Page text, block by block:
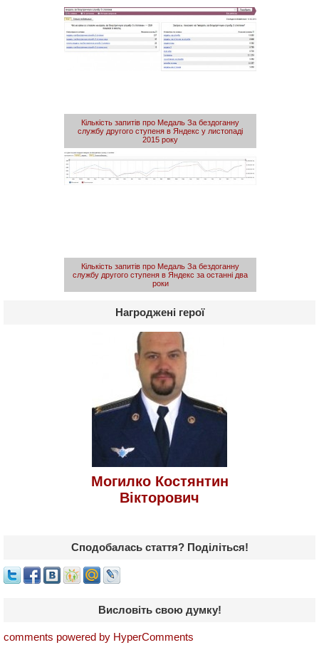
Кількість запитів про Медаль За бездоганну
службу другого ступеня в Яндекс у листопаді
2015 року
Кількість запитів про Медаль За бездоганну
службу другого ступеня в Яндекс за останні два
роки
Нагроджені герої
Могилко Костянтин
Вікторович
Сподобалась стаття? Поділіться!
Висловіть свою думку!
comments powered by HyperComments